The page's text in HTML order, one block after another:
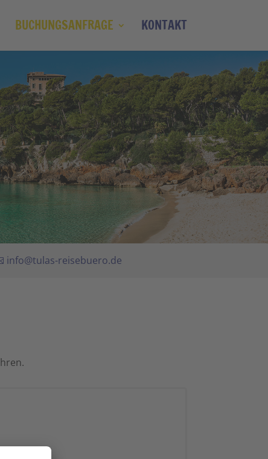
BUCHUNGSANFRAGE KONTAKT
info@tulas-reisebuero.de